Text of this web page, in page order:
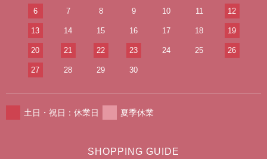
6 7 8 9 10 11 12
13 14 15 16 17 18 19
20 21 22 23 24 25 26
27 28 29 30
土日・祝日：休業日 夏季休業
SHOPPING GUIDE